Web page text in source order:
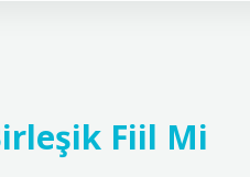
Fiil Mi